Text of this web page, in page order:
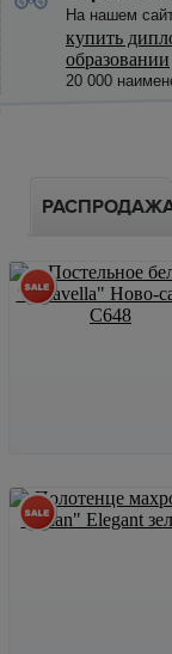
На нашем
купить
образовании
20 000